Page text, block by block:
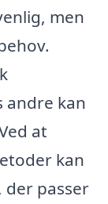
men
andre kan
at
kan
passer